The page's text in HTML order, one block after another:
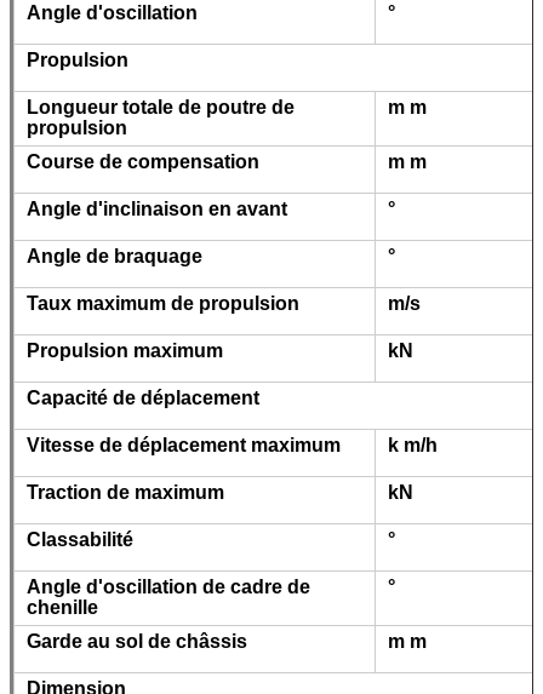
Angle d'oscillation °
Propulsion
Longueur totale de poutre de
propulsion
m m
Course de compensation m m
Angle d'inclinaison en avant °
Angle de braquage °
Taux maximum de propulsion m/s
Propulsion maximum kN
Capacité de déplacement
Vitesse de déplacement maximum k m/h
Traction de maximum kN
Classabilité °
Angle d'oscillation de cadre de
chenille
°
Garde au sol de châssis m m
Dimension